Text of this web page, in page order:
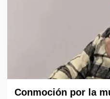
Conmoción por la